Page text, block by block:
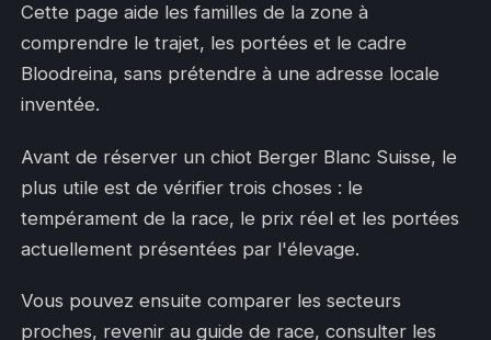
Cette page aide les familles de la zone à
comprendre le trajet, les portées et le cadre
Bloodreina, sans prétendre à une adresse locale
inventée.
Avant de réserver un chiot Berger Blanc Suisse, le
plus utile est de vérifier trois choses : le
tempérament de la race, le prix réel et les portées
actuellement présentées par l'élevage.
Vous pouvez ensuite comparer les secteurs
proches, revenir au guide de race, consulter les